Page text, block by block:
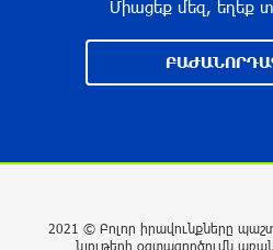
Իսրայելի ՊԲ-ն
«Հըզբոլլահ»-ի
տրանսֆերի
Միացեք մեզ, եղեք
2021 © Բոլոր իրավունքները
նյութերի օգտագործումն